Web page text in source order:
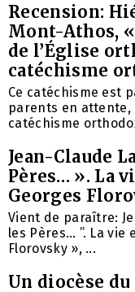
Recension:
Mont-Athos,
de l’Église
catéchisme
Ce catéchisme est
parents en attente,
catéchisme
Jean-Claude
Pères… ». La
Georges
Vient de paraître:
les Pères… ”. La vie
Florovsky », ...
Un diocèse